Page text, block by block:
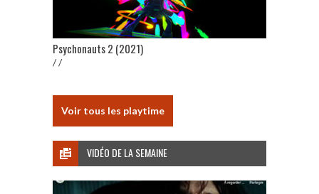
Psychonauts 2 (2021)
/ /
Voir tous les playtime
VIDÉO DE LA SEMAINE